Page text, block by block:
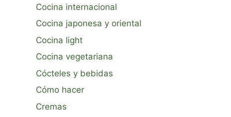
Cocina internacional
Cocina japonesa y oriental
Cocina light
Cocina vegetariana
Cócteles y bebidas
Cómo hacer
Cremas